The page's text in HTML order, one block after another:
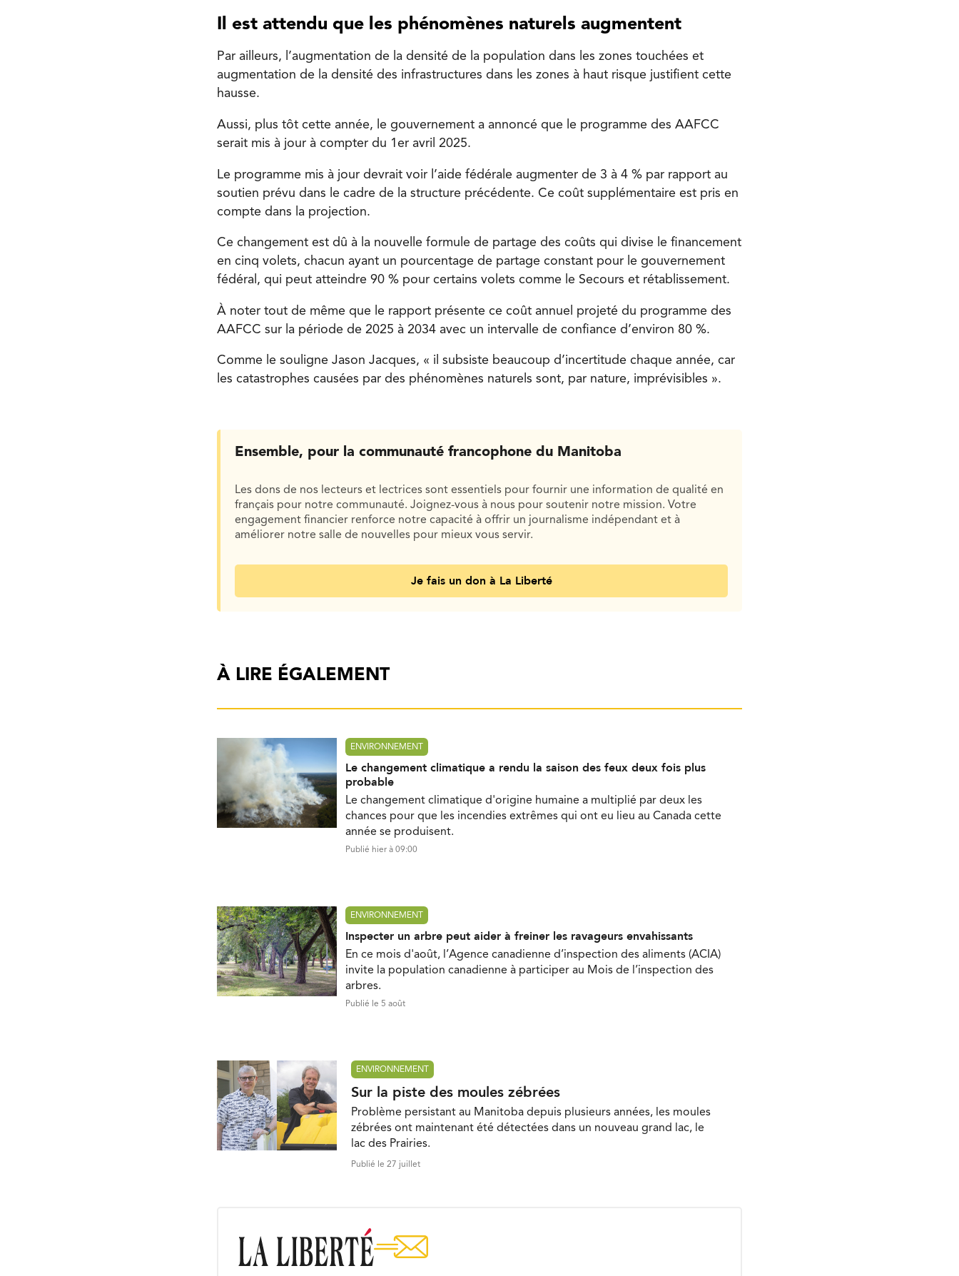
Il est attendu que les phénomènes naturels augmentent
Par ailleurs, l’augmentation de la densité de la population dans les zones touchées et
augmentation de la densité des infrastructures dans les zones à haut risque justifient cette
hausse.
Aussi, plus tôt cette année, le gouvernement a annoncé que le programme des AAFCC
serait mis à jour à compter du 1er avril 2025.
Le programme mis à jour devrait voir l’aide fédérale augmenter de 3 à 4 % par rapport au
soutien prévu dans le cadre de la structure précédente. Ce coût supplémentaire est pris en
compte dans la projection.
Ce changement est dû à la nouvelle formule de partage des coûts qui divise le financement
en cinq volets, chacun ayant un pourcentage de partage constant pour le gouvernement
fédéral, qui peut atteindre 90 % pour certains volets comme le Secours et rétablissement.
À noter tout de même que le rapport présente ce coût annuel projeté du programme des
AAFCC sur la période de 2025 à 2034 avec un intervalle de confiance d’environ 80 %.
Comme le souligne Jason Jacques, « il subsiste beaucoup d’incertitude chaque année, car
les catastrophes causées par des phénomènes naturels sont, par nature, imprévisibles ».
Ensemble, pour la communauté francophone du Manitoba
Les dons de nos lecteurs et lectrices sont essentiels pour fournir une information de qualité en
français pour notre communauté. Joignez-vous à nous pour soutenir notre mission. Votre
engagement financier renforce notre capacité à offrir un journalisme indépendant et à
améliorer notre salle de nouvelles pour mieux vous servir.
Je fais un don à La Liberté
À LIRE ÉGALEMENT
ENVIRONNEMENT
Le changement climatique a rendu la saison des feux deux fois plus
probable
Le changement climatique d'origine humaine a multiplié par deux les
chances pour que les incendies extrêmes qui ont eu lieu au Canada cette
année se produisent.
Publié hier à 09:00
ENVIRONNEMENT
Inspecter un arbre peut aider à freiner les ravageurs envahissants
En ce mois d'août, l’Agence canadienne d’inspection des aliments (ACIA)
invite la population canadienne à participer au Mois de l’inspection des
arbres.
Publié le 5 août
ENVIRONNEMENT
Sur la piste des moules zébrées
Problème persistant au Manitoba depuis plusieurs années, les moules
zébrées ont maintenant été détectées dans un nouveau grand lac, le
lac des Prairies.
Publié le 27 juillet